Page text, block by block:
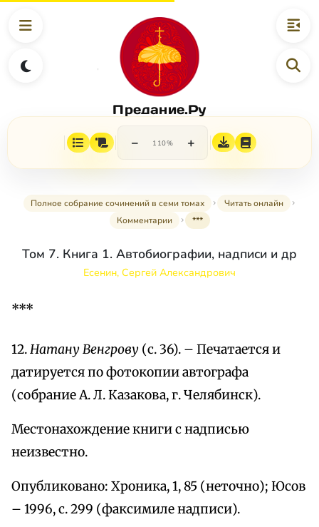
Предание.Ру
− 110% +
Полное собрание сочинений в семи томах
Читать онлайн
Комментарии
***
Том 7. Книга 1. Автобиографии, надписи и др
Есенин, Сергей Александрович
***
12.Натану Венгрову (с. 36). – Печатается и
датируется по фотокопии автографа
(собрание А. Л. Казакова, г. Челябинск).
Местонахождение книги с надписью
неизвестно.
Опубликовано: Хроника, 1, 85 (неточно); Юсов
– 1996, с. 299 (факсимиле надписи).